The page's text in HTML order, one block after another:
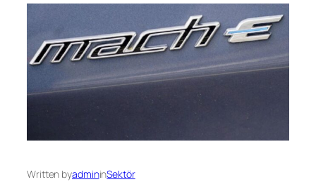
Written byadmininSektör